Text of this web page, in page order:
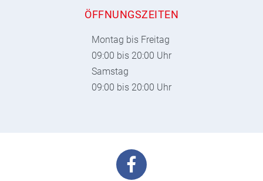
ÖFFNUNGSZEITEN
Montag bis Freitag
09:00 bis 20:00 Uhr
Samstag
09:00 bis 20:00 Uhr